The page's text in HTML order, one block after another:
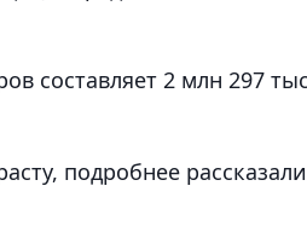
составляет 2 млн 297
подробнее